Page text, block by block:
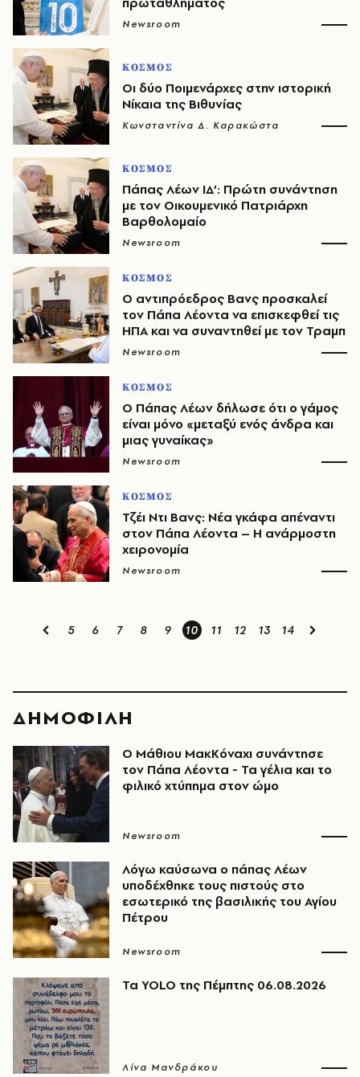
Newsroom
ΚΟΣΜΟΣ
Οι δύο Ποιμενάρχες στην ιστορική
Νίκαια της Βιθυνίας
Κωνσταντίνα Δ. Καρακώστα
ΚΟΣΜΟΣ
Πάπας Λέων ΙΔ’: Πρώτη συνάντηση
με τον Οικουμενικό Πατριάρχη
Βαρθολομαίο
Newsroom
ΚΟΣΜΟΣ
Ο αντιπρόεδρος Βανς προσκαλεί
τον Πάπα Λέοντα να επισκεφθεί τις
ΗΠΑ και να συναντηθεί με τον Τραμπ
Newsroom
ΚΟΣΜΟΣ
Ο Πάπας Λέων δήλωσε ότι ο γάμος
είναι μόνο «μεταξύ ενός άνδρα και
μιας γυναίκας»
Newsroom
ΚΟΣΜΟΣ
Τζέι Ντι Βανς: Νέα γκάφα απέναντι
στον Πάπα Λέοντα – Η ανάρμοστη
χειρονομία
Newsroom
5 6 7 8 9 10 11 12 13 14
ΔΗΜΟΦΙΛΗ
Ο Μάθιου ΜακΚόναχι συνάντησε
τον Πάπα Λέοντα - Τα γέλια και το
φιλικό χτύπημα στον ώμο
Newsroom
Λόγω καύσωνα ο πάπας Λέων
υποδέχθηκε τους πιστούς στο
εσωτερικό της βασιλικής του Αγίου
Πέτρου
Newsroom
Τα YOLO της Πέμπτης 06.08.2026
Λίνα Μανδράκου